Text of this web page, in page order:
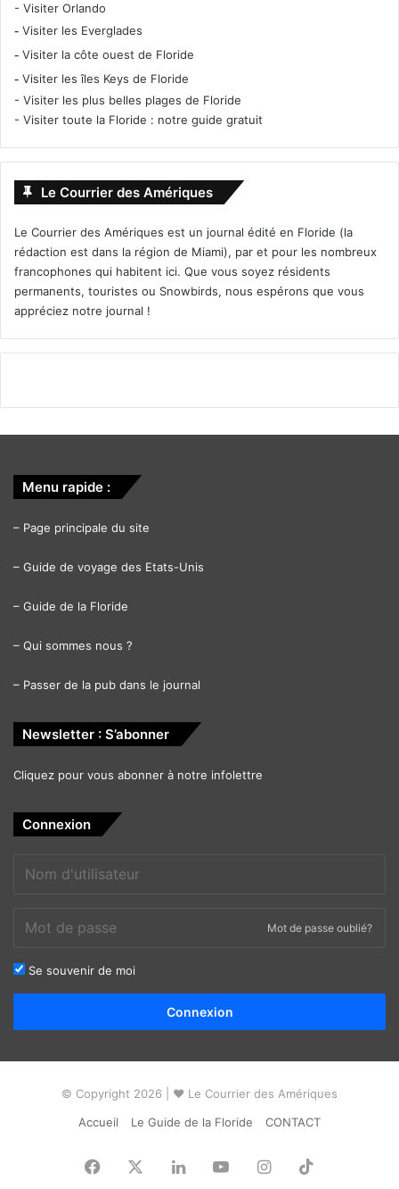
- Visiter Orlando
- Visiter les Everglades
- Visiter la côte ouest de Floride
- Visiter les îles Keys de Floride
- Visiter les plus belles plages de Floride
- Visiter toute la Floride : notre guide gratuit
Le Courrier des Amériques
Le Courrier des Amériques est un journal édité en Floride (la
rédaction est dans la région de Miami), par et pour les nombreux
francophones qui habitent ici. Que vous soyez résidents
permanents, touristes ou Snowbirds, nous espérons que vous
appréciez notre journal !
Menu rapide :
– Page principale du site
– Guide de voyage des Etats-Unis
– Guide de la Floride
– Qui sommes nous ?
– Passer de la pub dans le journal
Newsletter : S’abonner
Cliquez pour vous abonner à notre infolettre
Connexion
Mot de passe oublié?
Se souvenir de moi
Connexion
© Copyright 2026 | ❤ Le Courrier des Amériques
Accueil
Le Guide de la Floride CONTACT
Facebook LinkedinYouTubeInstagram